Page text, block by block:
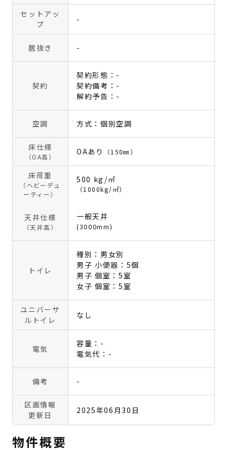
セットアッ
プ
-
居抜き -
契約
契約形態：-
契約備考：-
解約予告：-
空調 方式：個別空調
床仕様
（OA高）
OAあり （150㎜）
床荷重
（ヘビーデュ
ーティー）
500 kg/㎡
（1000kg/㎡）
天井仕様
（天井高）
一般天井
(3000mm)
トイレ
種別：男女別
男子 小便器：5個
男子 個室：5室
女子 個室：5室
ユニバーサ
ルトイレ
なし
電気
容量：-
電気代：-
備考 -
区画情報
更新日
2025年06月30日
物件概要